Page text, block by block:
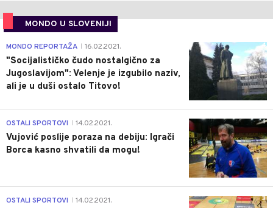
MONDO U SLOVENIJI
4
MONDO REPORTAŽA 16.02.2021.
"Socijalističko čudo nostalgično za
Jugoslavijom": Velenje je izgubilo naziv,
ali je u duši ostalo Titovo!
1
OSTALI SPORTOVI 14.02.2021.
Vujović poslije poraza na debiju: Igrači
Borca kasno shvatili da mogu!
3
OSTALI SPORTOVI 14.02.2021.